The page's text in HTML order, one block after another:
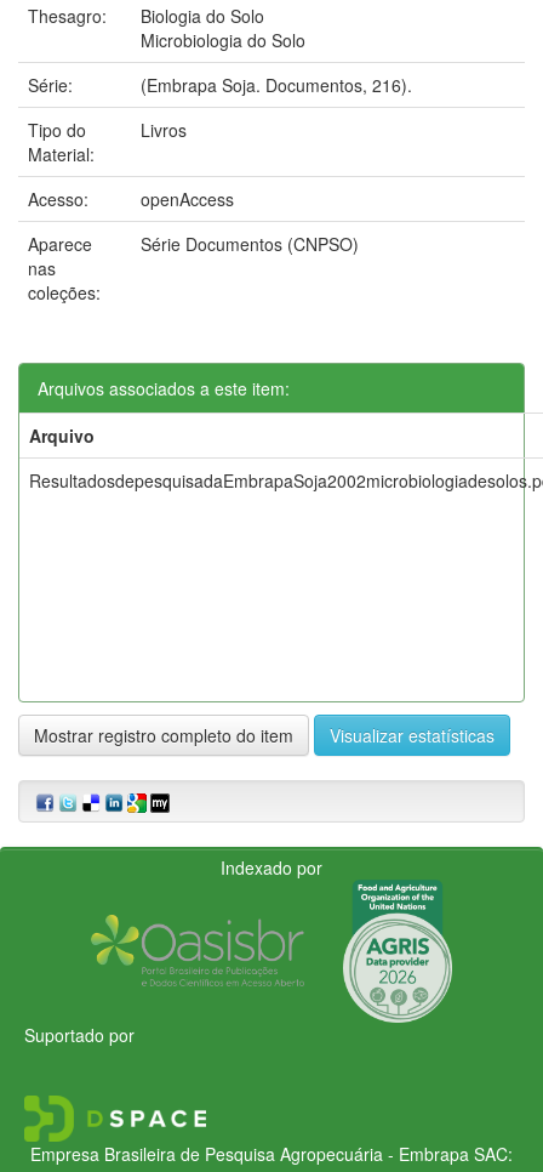
Thesagro:
Biologia do Solo
Microbiologia do Solo
Série:
(Embrapa Soja. Documentos, 216).
Tipo do
Material:
Livros
Acesso:
openAccess
Aparece
nas
coleções:
Série Documentos (CNPSO)
Arquivos associados a este item:
Arquivo
Mostrar registro completo do item Visualizar estatísticas
Indexado por
Suportado por
Empresa Brasileira de Pesquisa Agropecuária - Embrapa SAC: